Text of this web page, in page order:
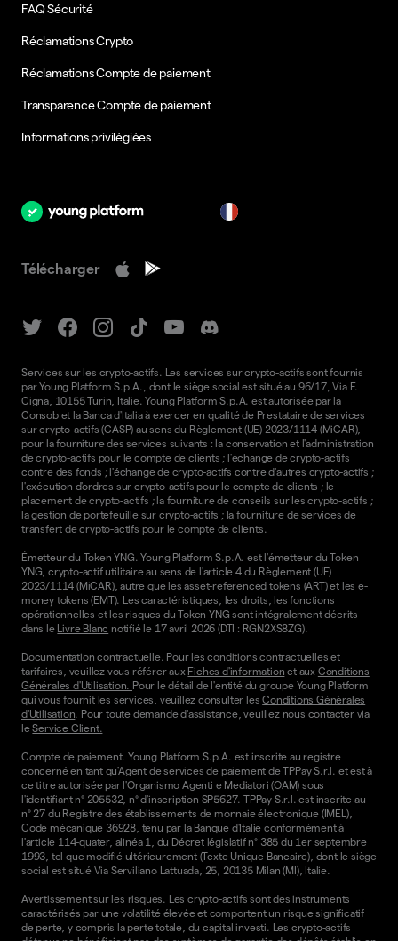
FAQ Sécurité
Réclamations Crypto
Réclamations Compte de paiement
Transparence Compte de paiement
Informations privilégiées
Télécharger
Services sur les crypto-actifs. Les services sur crypto-actifs sont fournis
par Young Platform S.p.A., dont le siège social est situé au 96/17, Via F.
Cigna, 10155 Turin, Italie. Young Platform S.p.A. est autorisée par la
Consob et la Banca d'Italia à exercer en qualité de Prestataire de services
sur crypto-actifs (CASP) au sens du Règlement (UE) 2023/1114 (MiCAR),
pour la fourniture des services suivants : la conservation et l'administration
de crypto-actifs pour le compte de clients ; l'échange de crypto-actifs
contre des fonds ; l'échange de crypto-actifs contre d'autres crypto-actifs ;
l'exécution d'ordres sur crypto-actifs pour le compte de clients ; le
placement de crypto-actifs ; la fourniture de conseils sur les crypto-actifs ;
la gestion de portefeuille sur crypto-actifs ; la fourniture de services de
transfert de crypto-actifs pour le compte de clients.
Émetteur du Token YNG. Young Platform S.p.A. est l'émetteur du Token
YNG, crypto-actif utilitaire au sens de l'article 4 du Règlement (UE)
2023/1114 (MiCAR), autre que les asset-referenced tokens (ART) et les e-
money tokens (EMT). Les caractéristiques, les droits, les fonctions
opérationnelles et les risques du Token YNG sont intégralement décrits
dans le Livre Blanc notifié le 17 avril 2026 (DTI : RGN2XS8ZG).
Documentation contractuelle. Pour les conditions contractuelles et
tarifaires, veuillez vous référer aux Fiches d'information et aux Conditions
Générales d'Utilisation. Pour le détail de l'entité du groupe Young Platform
qui vous fournit les services, veuillez consulter lesConditions Générales
d'Utilisation. Pour toute demande d'assistance, veuillez nous contacter via
leService Client.
Compte de paiement. Young Platform S.p.A. est inscrite au registre
concerné en tant qu'Agent de services de paiement de TPPay S.r.l. et est à
ce titre autorisée par l'Organismo Agenti e Mediatori (OAM) sous
l'identifiant n° 205532, n° d'inscription SP5627. TPPay S.r.l. est inscrite au
n° 27 du Registre des établissements de monnaie électronique (IMEL),
Code mécanique 36928, tenu par la Banque d'Italie conformément à
l'article 114-quater, alinéa 1, du Décret législatif n° 385 du 1er septembre
1993, tel que modifié ultérieurement (Texte Unique Bancaire), dont le siège
social est situé Via Serviliano Lattuada, 25, 20135 Milan (MI), Italie.
Avertissement sur les risques. Les crypto-actifs sont des instruments
caractérisés par une volatilité élevée et comportent un risque significatif
de perte, y compris la perte totale, du capital investi. Les crypto-actifs